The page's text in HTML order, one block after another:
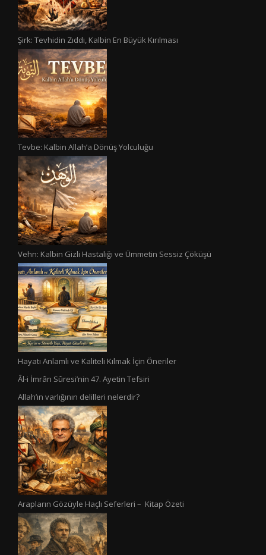
Şirk: Tevhidin Zıddı, Kalbin En Büyük Kırılması
Tevbe: Kalbin Allah’a Dönüş Yolculuğu
Vehn: Kalbin Gizli Hastalığı ve Ümmetin Sessiz Çöküşü
Hayatı Anlamlı ve Kaliteli Kılmak İçin Öneriler
Âl-i İmrân Sûresi’nin 47. Ayetin Tefsiri
Allah’ın varlığının delilleri nelerdir?
Arapların Gözüyle Haçlı Seferleri – Kitap Özeti